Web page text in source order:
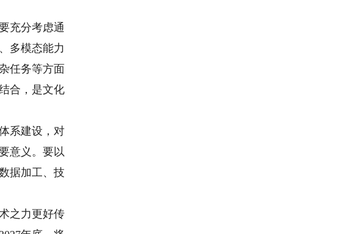
充分考虑通
多模态能力
任务等方面
合，是文化
系建设，对
意义。要以
据加工、技
之力更好传